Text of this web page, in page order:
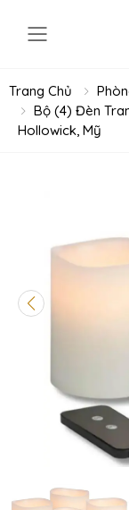
Toggle mobile
Trang Chủ
Bộ (4) Đèn
Hollowick, Mỹ